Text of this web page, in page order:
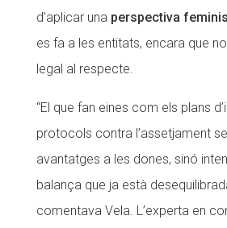
d’aplicar una perspectiva
es fa a les entitats, encara que
legal al respecte.
“El que fan eines com els plans
protocols contra l’assetjament
avantatges a les dones, sinó
balança que ja està
comentava Vela. L’experta en